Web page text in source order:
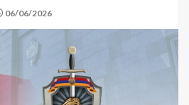
06/06/2026